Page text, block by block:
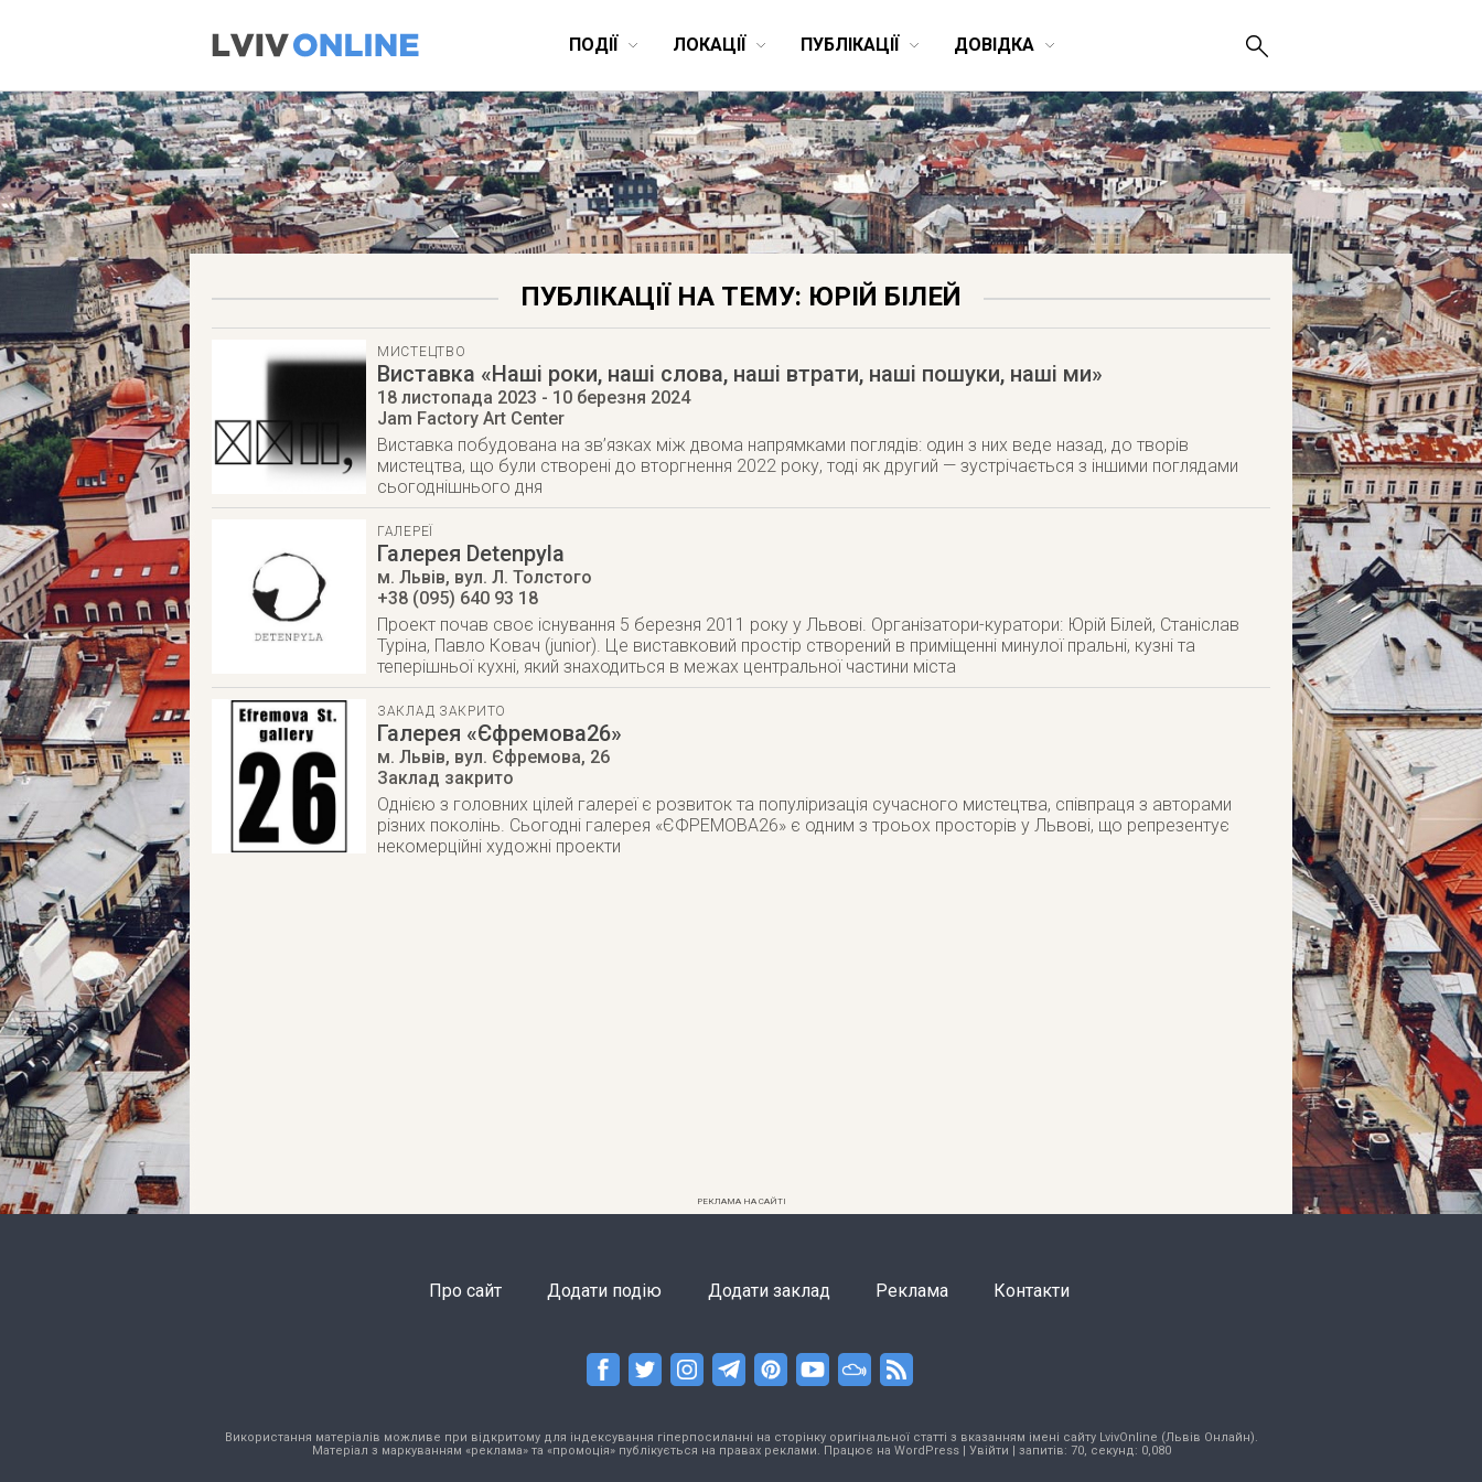
ПОДІЇ ЛОКАЦІЇ ПУБЛІКАЦІЇ ДОВІДКА
ПУБЛІКАЦІЇ НА ТЕМУ: ЮРІЙ БІЛЕЙ
МИСТЕЦТВО
Виставка «Наші роки, наші слова, наші втрати, наші пошуки, наші ми»
18 листопада 2023 - 10 березня 2024
Jam Factory Art Center
Виставка побудована на зв’язках між двома напрямками поглядів: один з них веде назад, до творів
мистецтва, що були створені до вторгнення 2022 року, тоді як другий — зустрічається з іншими поглядами
сьогоднішнього дня
ГАЛЕРЕЇ
Галерея Detenpyla
м. Львів, вул. Л. Толстого
+38 (095) 640 93 18
Проект почав своє існування 5 березня 2011 року у Львові. Організатори-куратори: Юрій Білей, Станіслав
Туріна, Павло Ковач (junior). Це виставковий простір створений в приміщенні минулої пральні, кузні та
теперішньої кухні, який знаходиться в межах центральної частини міста
ЗАКЛАД ЗАКРИТО
Галерея «Єфремова26»
м. Львів, вул. Єфремова, 26
Заклад закрито
Однією з головних цілей галереї є розвиток та популіризація сучасного мистецтва, співпраця з авторами
різних поколінь. Сьогодні галерея «ЄФРЕМОВА26» є одним з троьох просторів у Львові, що репрезентує
некомерційні художні проекти
РЕКЛАМА НА САЙТІ
Про сайт Додати подію Додати заклад Реклама Контакти
Використання матеріалів можливе при відкритому для індексування гіперпосиланні на сторінку оригінальної статті з вказанням імені сайту LvivOnline (Львів Онлайн).
Матеріал з маркуванням «реклама» та «промоція» публікується на правах реклами. Працює на WordPress| Увійти | запитів: 70, секунд: 0,080